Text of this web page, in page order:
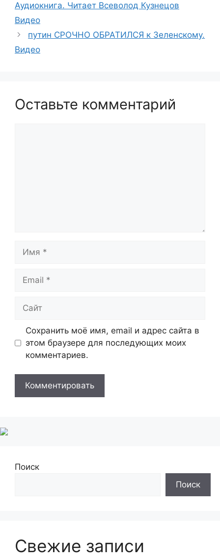
Аудиокнига. Читает Всеволод Кузнецов
Видео
путин СРОЧНО ОБРАТИЛСЯ к Зеленскому.
Видео
Оставьте комментарий
Имя
Email
Сайт
Сохранить моё имя, email и адрес сайта в
этом браузере для последующих моих
комментариев.
Поиск
Поиск
Свежие записи